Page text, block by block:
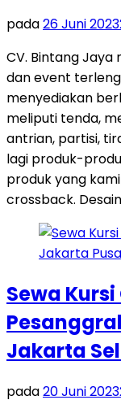
pada26 Juni 2023
CV. Bintang
dan event
menyediakan
meliputi tenda,
antrian, partisi,
lagi produk-
produk yang
crossback.
Sewa
Jakarta
pada20 Juni 2023